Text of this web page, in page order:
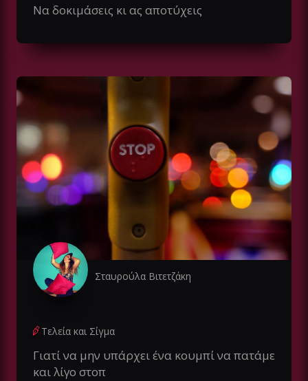
Να δοκιμάσεις κι ας αποτύχεις
Σταυρούλα Βιτετζάκη
Τελεία και Σίγμα
Γιατί να μην υπάρχει ένα κουμπί να πατάμε
και λίγο στοπ